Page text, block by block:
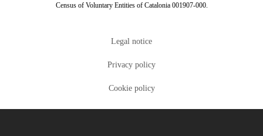
Census of Voluntary Entities of Catalonia 001907-000.
Tertiary navigationLegal notice
Privacy policy
Cookie policy